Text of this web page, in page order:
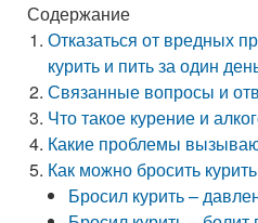
Содержание
Отказаться от вредных
курить и пить за один
Связанные вопросы и
Что такое курение и
Какие проблемы
Как можно бросить
Бросил курить –